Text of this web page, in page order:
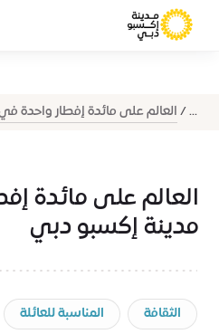
... العالم على مائدة إفطار واحدة
العالم على مائدة
مدينة إكسبو دبي
الثقافة المناسبة للعائلة